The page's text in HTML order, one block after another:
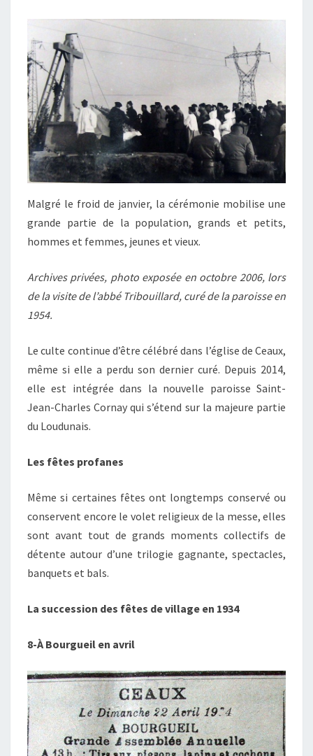
Malgré le froid de janvier, la cérémonie mobilise une
grande partie de la population, grands et petits,
hommes et femmes, jeunes et vieux.
Archives privées, photo exposée en octobre 2006, lors
de la visite de l’abbé Tribouillard, curé de la paroisse en
1954.
Le culte continue d’être célébré dans l’église de Ceaux,
même si elle a perdu son dernier curé. Depuis 2014,
elle est intégrée dans la nouvelle paroisse Saint-
Jean-Charles Cornay qui s’étend sur la majeure partie
du Loudunais.
Les fêtes profanes
Même si certaines fêtes ont longtemps conservé ou
conservent encore le volet religieux de la messe, elles
sont avant tout de grands moments collectifs de
détente autour d’une trilogie gagnante, spectacles,
banquets et bals.
La succession des fêtes de village en 1934
8-À Bourgueil en avril